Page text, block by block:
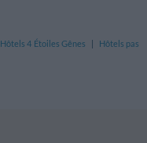
Hôtels 4 Étoiles Gênes
Hôtels pas